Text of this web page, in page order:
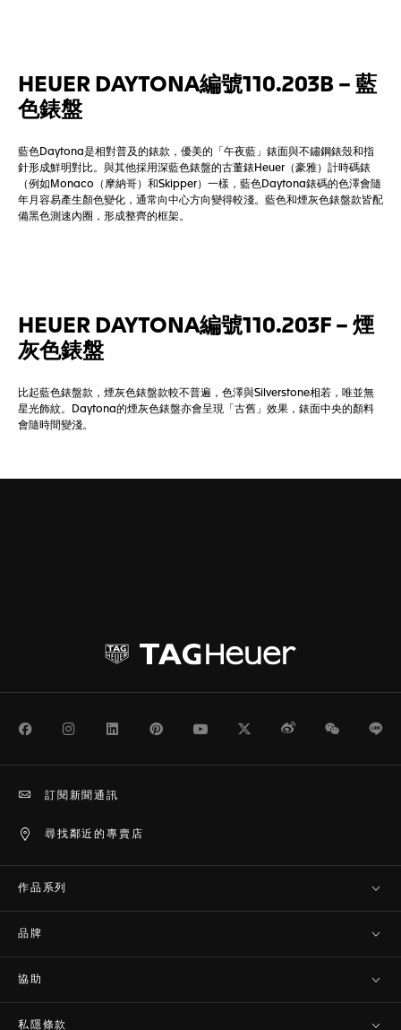
HEUER DAYTONA編號110.203B – 藍
色錶盤
藍色Daytona是相對普及的錶款，優美的「午夜藍」錶面與不鏽鋼錶殼和指
針形成鮮明對比。與其他採用深藍色錶盤的古董錶Heuer（豪雅）計時碼錶
（例如Monaco（摩納哥）和Skipper）一樣，藍色Daytona錶碼的色澤會隨
年月容易產生顏色變化，通常向中心方向變得較淺。藍色和煙灰色錶盤款皆配
備黑色測速內圈，形成整齊的框架。
HEUER DAYTONA編號110.203F – 煙
灰色錶盤
比起藍色錶盤款，煙灰色錶盤款較不普遍，色澤與Silverstone相若，唯並無
星光飾紋。Daytona的煙灰色錶盤亦會呈現「古舊」效果，錶面中央的顏料
會隨時間變淺。
FacebookInstagramLinkedInPinterestYoutubeTwitterWeiboWeChat
尋找鄰近的專賣店
訂閱新聞通訊
作品系列
品牌
協助
私隱條款